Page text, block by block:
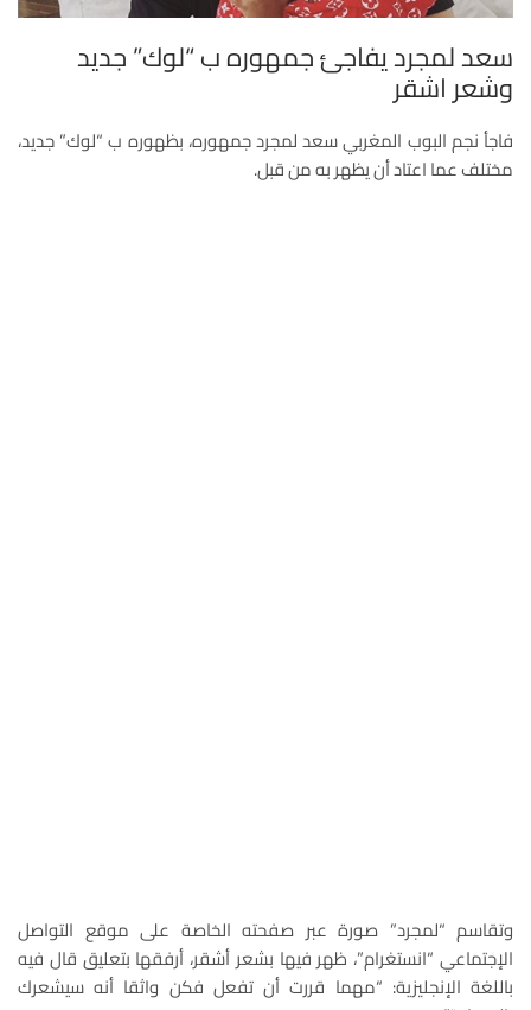
سعد لمجرد يفاجئ جمهوره ب “لوك” جديد
وشعر اشقر
فاجأ نجم البوب المغربي سعد لمجرد جمهوره، بظهوره ب “لوك” جديد،
مختلف عما اعتاد أن يظهر به من قبل.
وتقاسم “لمجرد” صورة عبر صفحته الخاصة على موقع التواصل
الإجتماعي “انستغرام”، ظهر فيها بشعر أشقر، أرفقها بتعليق قال فيه
باللغة الإنجليزية: “مهما قررت أن تفعل فكن واثقا أنه سيشعرك